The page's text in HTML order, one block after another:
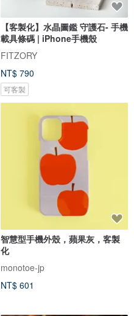
【客製化】水晶圖鑑 守護石- 手機
載具條碼 | iPhone手機殼
FITZORY
NT$ 790
可客製
智慧型手機外殼，蘋果灰，客製
化
monotoe-jp
NT$ 601